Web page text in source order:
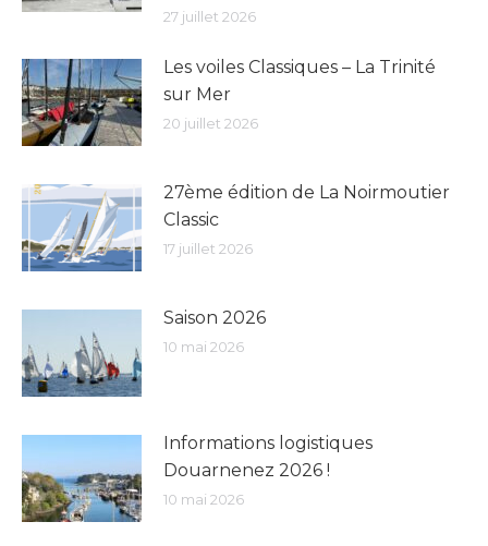
27 juillet 2026
Les voiles Classiques – La Trinité
sur Mer
20 juillet 2026
27ème édition de La Noirmoutier
Classic
17 juillet 2026
Saison 2026
10 mai 2026
Informations logistiques
Douarnenez 2026 !
10 mai 2026